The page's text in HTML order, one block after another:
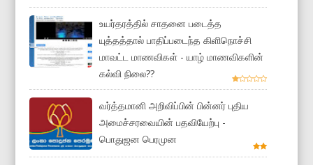
உயர்தரத்தில் சாதனை படைத்த
யுத்தத்தால் பாதிப்படைந்த கிளிநொச்சி
மாவட்ட மாணவிகள் - யாழ் மாணவிகளின்
கல்வி நிலை??
வர்த்தமானி அறிவிப்பின் பின்னர் புதிய
அமைச்சரவையின் பதவியேற்பு -
பொதுஜன பெரமுன